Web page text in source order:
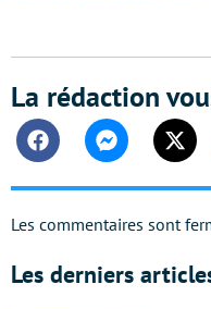
La rédaction
FacebookMessenger
Les commentaires sont
Les derniers